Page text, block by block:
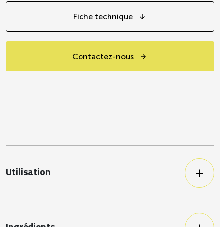
Fiche technique
Contactez-nous
Utilisation
chaudes, en nappage ou mijotage...
de tomates en conserve du marché)